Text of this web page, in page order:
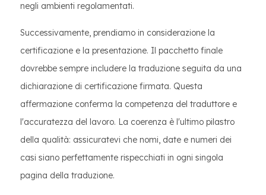
negli ambienti regolamentati.
Successivamente, prendiamo in considerazione la
certificazione e la presentazione. Il pacchetto finale
dovrebbe sempre includere la traduzione seguita da una
dichiarazione di certificazione firmata. Questa
affermazione conferma la competenza del traduttore e
l'accuratezza del lavoro. La coerenza è l'ultimo pilastro
della qualità: assicuratevi che nomi, date e numeri dei
casi siano perfettamente rispecchiati in ogni singola
pagina della traduzione.